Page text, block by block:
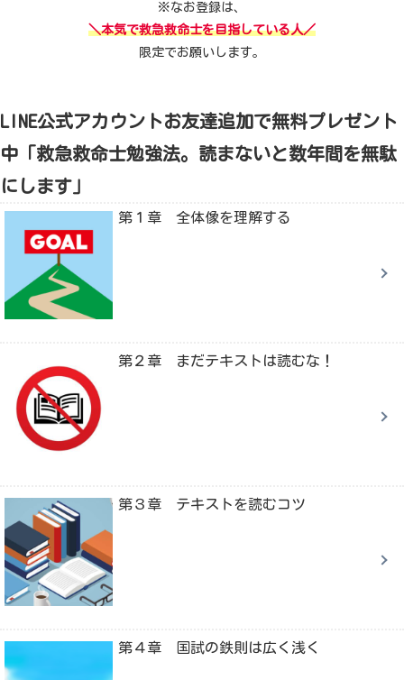
※なお登録は、
＼本気で救急救命士を目指している人／
限定でお願いします。
LINE公式アカウントお友達追加で無料プレゼント
中「救急救命士勉強法。読まないと数年間を無駄
にします」
第１章 全体像を理解する
第２章 まだテキストは読むな！
第３章 テキストを読むコツ
第４章 国試の鉄則は広く浅く